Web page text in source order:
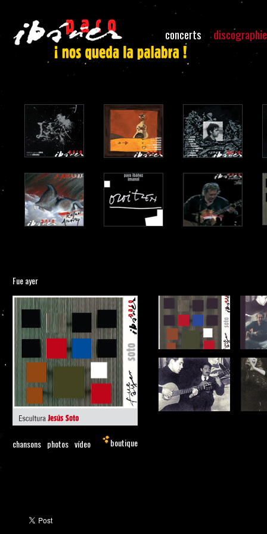
concerts discographie
Fue ayer
chansons photos vídeo boutique